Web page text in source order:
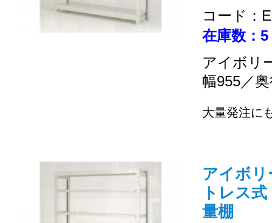
コード：
在庫数：5
アイボリ
幅955／
大量発注に
アイボリ
トレス
量棚